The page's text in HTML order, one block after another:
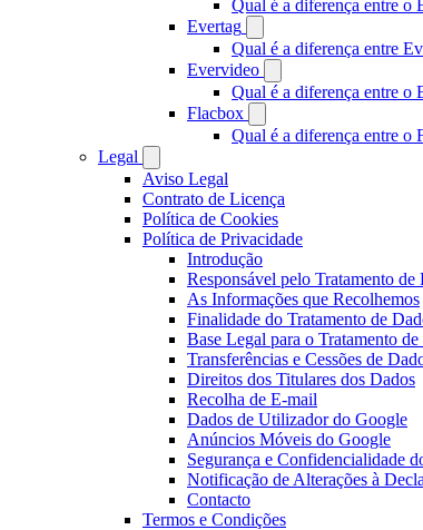
Qual é a diferença entre o
Evertag
Qual é a diferença entre
Evervideo
Qual é a diferença entre o
Flacbox
Qual é a diferença entre o
Legal
Aviso Legal
Contrato de Licença
Política de Cookies
Política de Privacidade
Introdução
Responsável pelo Tratamento de
As Informações que Recolhemos
Finalidade do Tratamento de
Base Legal para o Tratamento
Transferências e Cessões de
Direitos dos Titulares dos Dados
Recolha de E-mail
Dados de Utilizador do Google
Anúncios Móveis do Google
Segurança e Confidencialidade
Notificação de Alterações à
Contacto
Termos e Condições